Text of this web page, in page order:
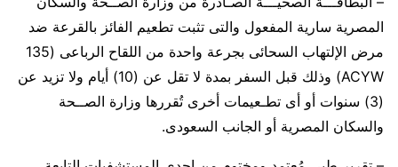
المصرية سارية المفعول والتى تثبت تطعيم الفائز بالقرعة ضد
مرض الإلتهاب السحائى بجرعة واحدة من اللقاح الرباعى (135
ACYW) وذلك قبل السفر بمدة لا تقل عن (10) أيام ولا تزيد عن
(3) سنوات أو أى تطـعيمات أخرى تُقررها وزارة الصــحة
والسكان المصرية أو الجانب السعودى.